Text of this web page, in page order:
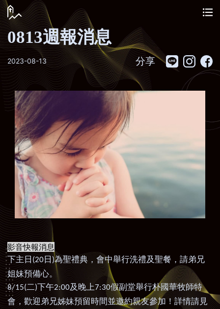
0813週報消息
2023-08-13 分享
影音快報消息
下主日(20 日 )為聖禮典，會中舉行洗禮及聖餐，請弟兄
姐妹預備心。
8/15(二)下午2:00及晚上7:30假副堂舉行朴國華牧師特
會，歡迎弟兄姊妹預留時間並邀約親友參加！詳情請見